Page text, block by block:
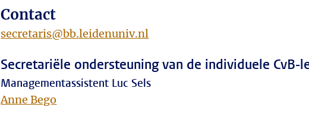
Contact
secretaris@bb.leidenuniv.nl
Secretariële ondersteuning van de individuele CvB-
Managementassistent Luc Sels
Anne Bego